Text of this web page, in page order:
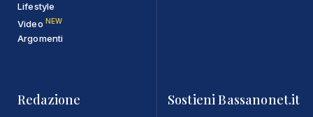
Lifestyle
Video NEW
Argomenti
Redazione Sostieni Bassanonet.it